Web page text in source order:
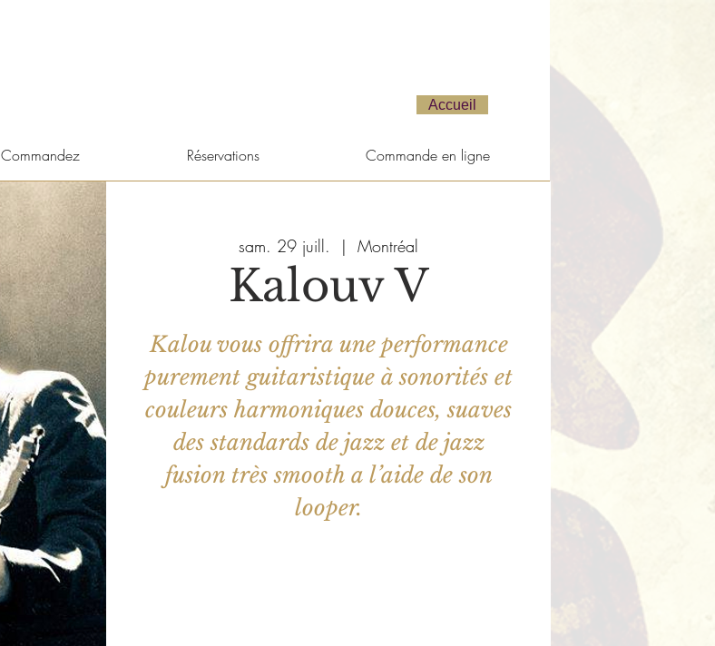
Accueil
Commandez Réservations Commande en ligne
sam. 29 juill.
  |
Montréal
Kalouv V
Kalou vous offrira une performance
purement guitaristique à sonorités et
couleurs harmoniques douces, suaves
des standards de jazz et de jazz
fusion très smooth a l’aide de son
looper.